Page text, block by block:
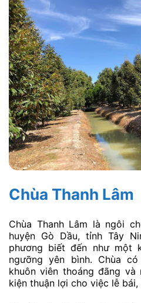
Chùa Thanh Lâm
Chùa Thanh Lâm là ngôi
huyện Gò Dầu, tỉnh Tây
phương biết đến như một
ngưỡng yên bình. Chùa
khuôn viên thoáng đãng
kiện thuận lợi cho việc lễ